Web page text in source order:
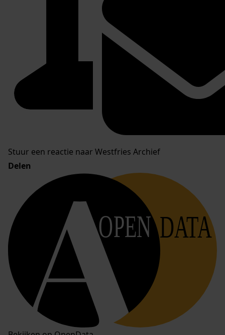
Stuur een reactie naar Westfries Archief
Delen
OPEN DATA